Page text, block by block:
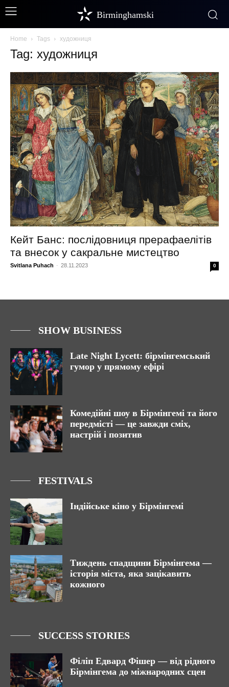
Birminghamski
Home Tags художниця
Tag: художниця
Кейт Банс: послідовниця прерафаелітів
та внесок у сакральне мистецтво
Svitlana Puhach - 28.11.2023 0
SHOW BUSINESS
Late Night Lycett: бірмінгемський
гумор у прямому ефірі
Комедійні шоу в Бірмінгемі та його
передмісті — це завжди сміх,
настрій і позитив
FESTIVALS
Індійське кіно у Бірмінгемі
Тиждень спадщини Бірмінгема —
історія міста, яка зацікавить
кожного
SUCCESS STORIES
Філіп Едвард Фішер — від рідного
Бірмінгема до міжнародних сцен